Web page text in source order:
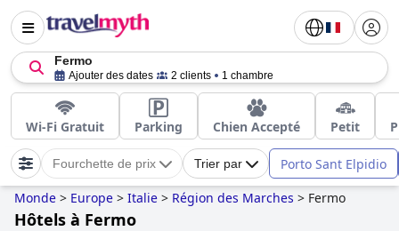
Fermo
Ajouter des dates 2 clients 1 chambre
Wi-Fi Gratuit Parking Chien Accepté Petit
Fourchette de prix Trier par Porto Sant Elpidio
Monde > Europe > Italie > Région des Marches > Fermo
Hôtels à Fermo